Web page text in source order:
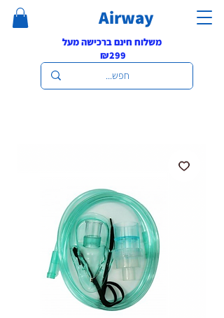
Airway
משלוח חינם ברכישה מעל
₪299